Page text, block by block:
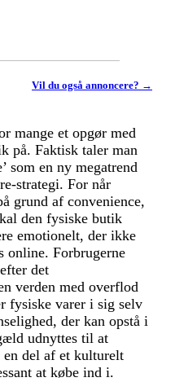
Vil du også annoncere? →
mange et opgør med
på. Faktisk taler man
som en ny megatrend
strategi. For når
grund af convenience,
den fysiske butik
emotionelt, der ikke
online. Forbrugerne
det
verden med overflod
fysiske varer i sig selv
der kan opstå i
udnyttes til at
en del af et kulturelt
at købe ind i.